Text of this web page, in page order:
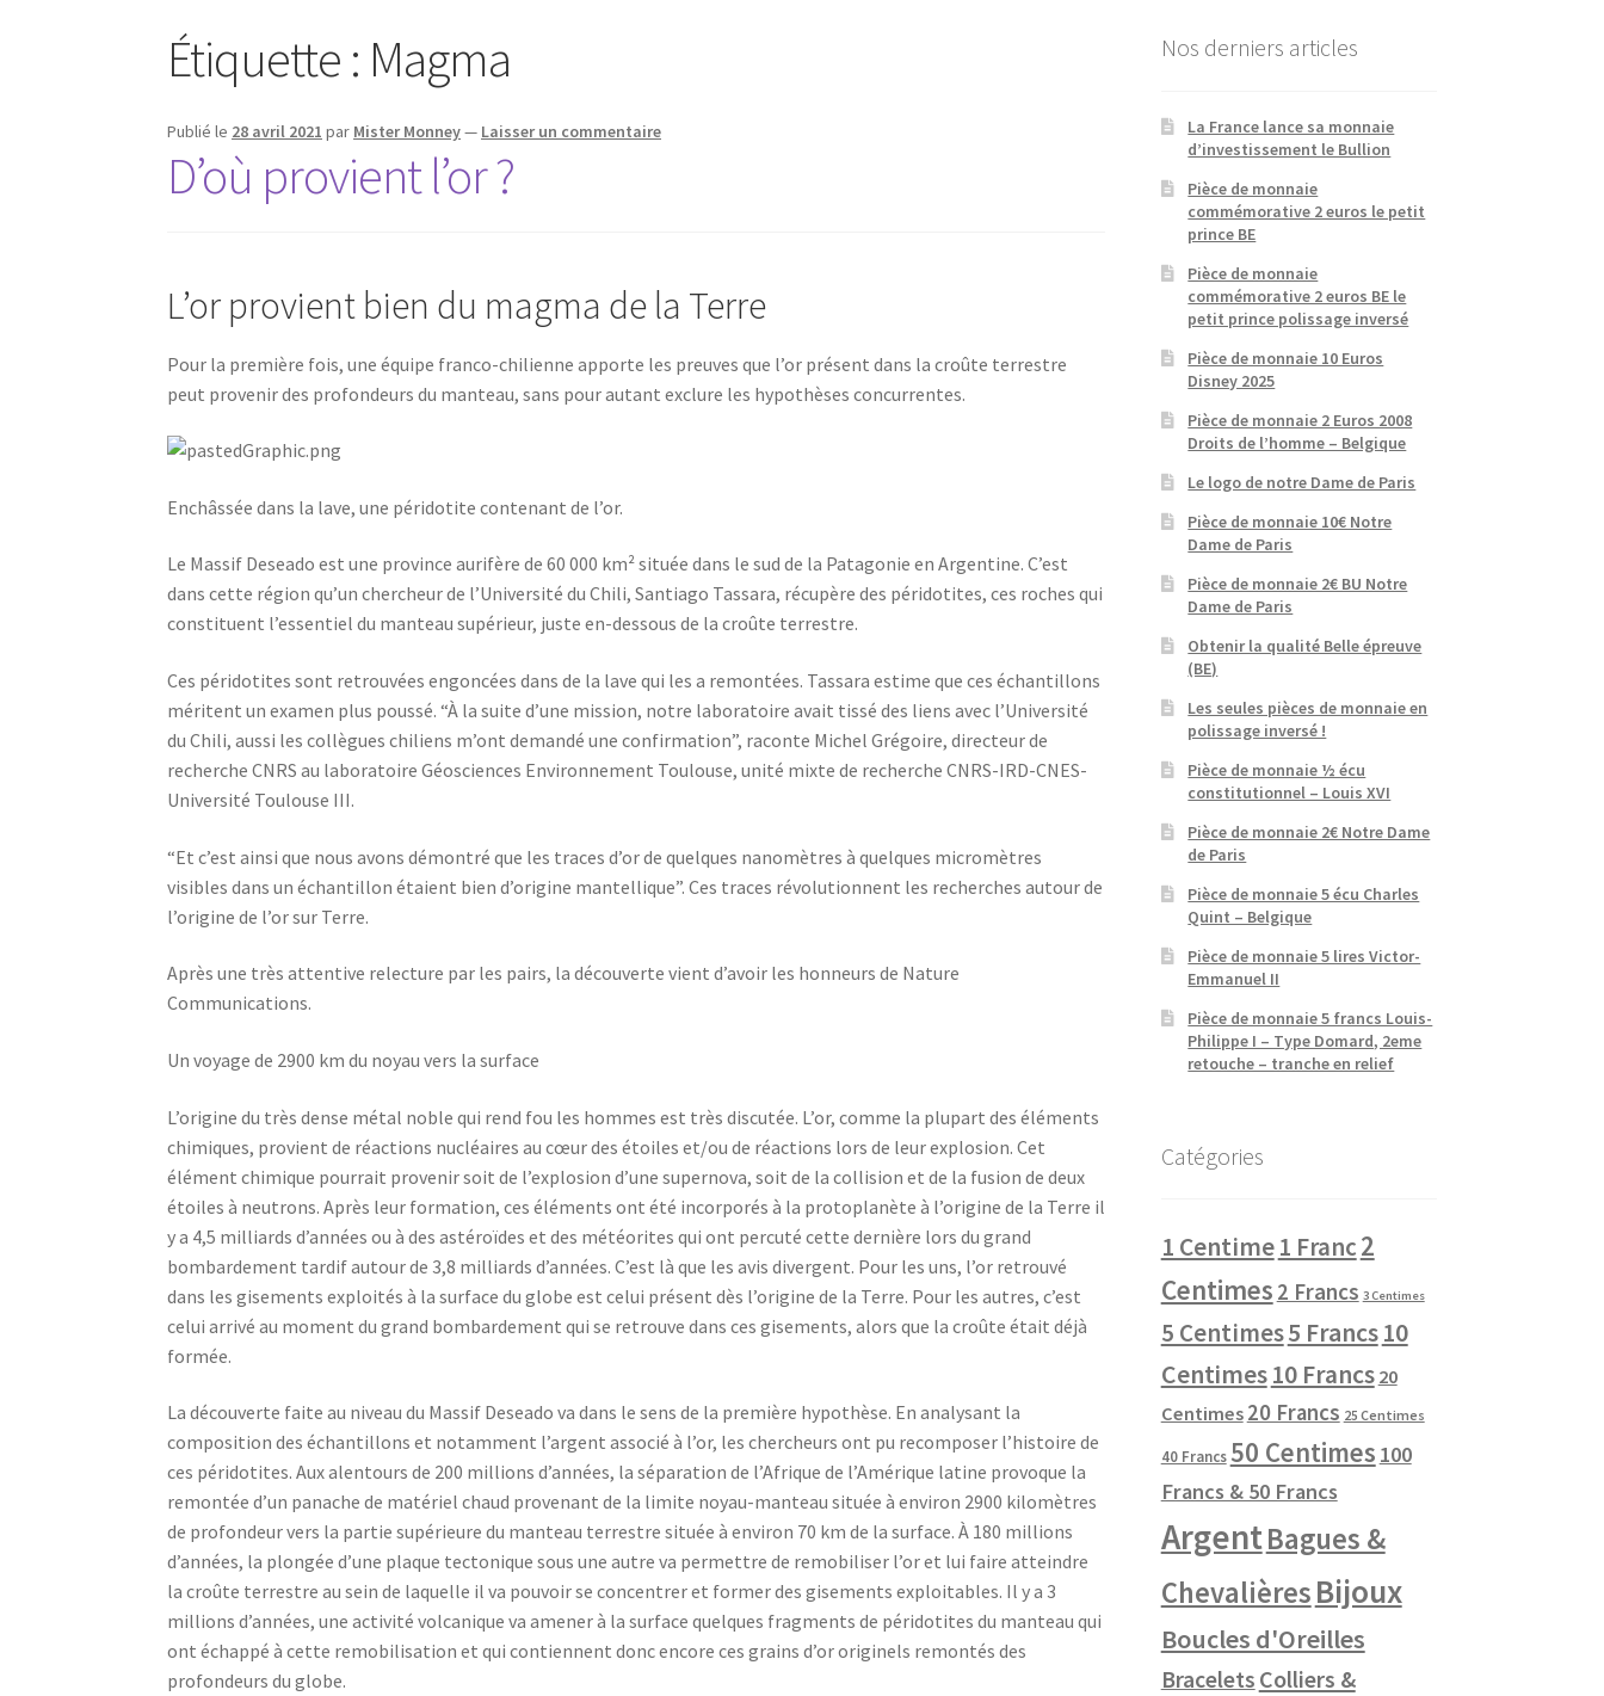
Étiquette : Magma
Publié le 28 avril 2021 par Mister Monney— Laisser un commentaire
D’où provient l’or ?
L’or provient bien du magma de la Terre
Pour la première fois, une équipe franco-chilienne apporte les preuves que l’or présent dans la croûte terrestre
peut provenir des profondeurs du manteau, sans pour autant exclure les hypothèses concurrentes.
Enchâssée dans la lave, une péridotite contenant de l’or.
Le Massif Deseado est une province aurifère de 60 000 km² située dans le sud de la Patagonie en Argentine. C’est
dans cette région qu’un chercheur de l’Université du Chili, Santiago Tassara, récupère des péridotites, ces roches qui
constituent l’essentiel du manteau supérieur, juste en-dessous de la croûte terrestre.
Ces péridotites sont retrouvées engoncées dans de la lave qui les a remontées. Tassara estime que ces échantillons
méritent un examen plus poussé. “À la suite d’une mission, notre laboratoire avait tissé des liens avec l’Université
du Chili, aussi les collègues chiliens m’ont demandé une confirmation”, raconte Michel Grégoire, directeur de
recherche CNRS au laboratoire Géosciences Environnement Toulouse, unité mixte de recherche CNRS-IRD-CNES-
Université Toulouse III.
“Et c’est ainsi que nous avons démontré que les traces d’or de quelques nanomètres à quelques micromètres
visibles dans un échantillon étaient bien d’origine mantellique”. Ces traces révolutionnent les recherches autour de
l’origine de l’or sur Terre.
Après une très attentive relecture par les pairs, la découverte vient d’avoir les honneurs de Nature
Communications.
Un voyage de 2900 km du noyau vers la surface
L’origine du très dense métal noble qui rend fou les hommes est très discutée. L’or, comme la plupart des éléments
chimiques, provient de réactions nucléaires au cœur des étoiles et/ou de réactions lors de leur explosion. Cet
élément chimique pourrait provenir soit de l’explosion d’une supernova, soit de la collision et de la fusion de deux
étoiles à neutrons. Après leur formation, ces éléments ont été incorporés à la protoplanète à l’origine de la Terre il
y a 4,5 milliards d’années ou à des astéroïdes et des météorites qui ont percuté cette dernière lors du grand
bombardement tardif autour de 3,8 milliards d’années. C’est là que les avis divergent. Pour les uns, l’or retrouvé
dans les gisements exploités à la surface du globe est celui présent dès l’origine de la Terre. Pour les autres, c’est
celui arrivé au moment du grand bombardement qui se retrouve dans ces gisements, alors que la croûte était déjà
formée.
La découverte faite au niveau du Massif Deseado va dans le sens de la première hypothèse. En analysant la
composition des échantillons et notamment l’argent associé à l’or, les chercheurs ont pu recomposer l’histoire de
ces péridotites. Aux alentours de 200 millions d’années, la séparation de l’Afrique de l’Amérique latine provoque la
remontée d’un panache de matériel chaud provenant de la limite noyau-manteau située à environ 2900 kilomètres
de profondeur vers la partie supérieure du manteau terrestre située à environ 70 km de la surface. À 180 millions
d’années, la plongée d’une plaque tectonique sous une autre va permettre de remobiliser l’or et lui faire atteindre
la croûte terrestre au sein de laquelle il va pouvoir se concentrer et former des gisements exploitables. Il y a 3
millions d’années, une activité volcanique va amener à la surface quelques fragments de péridotites du manteau qui
ont échappé à cette remobilisation et qui contiennent donc encore ces grains d’or originels remontés des
profondeurs du globe.
Nos derniers articles
La France lance sa monnaie
d’investissement le Bullion
Pièce de monnaie
commémorative 2 euros le petit
prince BE
Pièce de monnaie
commémorative 2 euros BE le
petit prince polissage inversé
Pièce de monnaie 10 Euros
Disney 2025
Pièce de monnaie 2 Euros 2008
Droits de l’homme – Belgique
Le logo de notre Dame de Paris
Pièce de monnaie 10€ Notre
Dame de Paris
Pièce de monnaie 2€ BU Notre
Dame de Paris
Obtenir la qualité Belle épreuve
(BE)
Les seules pièces de monnaie en
polissage inversé !
Pièce de monnaie ½ écu
constitutionnel – Louis XVI
Pièce de monnaie 2€ Notre Dame
de Paris
Pièce de monnaie 5 écu Charles
Quint – Belgique
Pièce de monnaie 5 lires Victor-
Emmanuel II
Pièce de monnaie 5 francs Louis-
Philippe I – Type Domard, 2eme
retouche – tranche en relief
Catégories
1 Centime1 Franc2
Centimes 2 Francs 3 Centimes
5 Centimes5 Francs10
Centimes10 Francs 20
Centimes 20 Francs 25 Centimes
40 Francs 50 Centimes 100
Francs & 50 Francs
ArgentBagues &
ChevalièresBijoux
Boucles d'Oreilles
Bracelets Colliers &